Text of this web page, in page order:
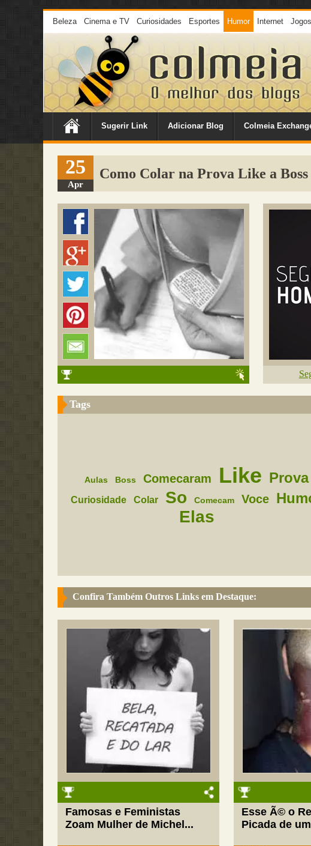
Beleza Cinema e TV Curiosidades Esportes Humor Internet Jogos
Sugerir Link Adicionar Blog Colmeia
25
Apr
Como Colar na Prova Like a Boss
Tags
Aulas Boss Comecaram Like Prova
Curiosidade Colar So Comecam Voce
Elas
Confira Também Outros Links em Destaque:
Famosas e Feministas
Zoam Mulher de Michel...
Esse Ã© o
Picada de